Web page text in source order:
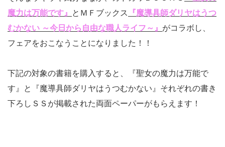
魔力は万能です』
とＭＦブックス
『魔導具師ダリヤはうつ
むかない ～今日から自由な職人ライフ～』 がコラボし、
フェアをおこなうことになりました！！
下記の対象の書籍を購入すると、『聖女の魔力は万能で
す』と『魔導具師ダリヤはうつむかない』それぞれの書き
下ろしＳＳが掲載された両面ペーパーがもらえます！